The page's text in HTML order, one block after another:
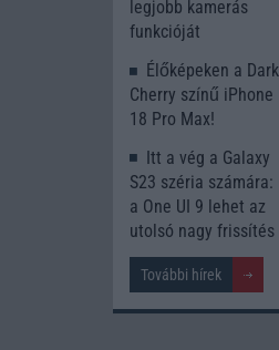
legjobb kamerás
funkcióját
Élőképeken a Dark
Cherry színű iPhone
18 Pro Max!
Itt a vég a Galaxy
S23 széria számára:
a One UI 9 lehet az
utolsó nagy frissítés
További hírek